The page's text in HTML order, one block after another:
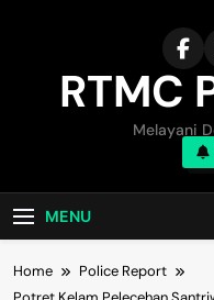
RTMC
Melayani
MENU
Home
Police Report